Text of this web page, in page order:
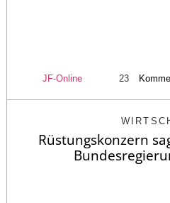
JF-Online 23
Rüstungskonzern